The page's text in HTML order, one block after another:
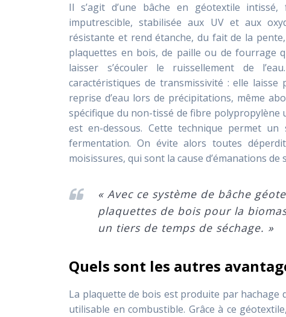
Il s’agit d’une bâche en géotextile
imputrescible, stabilisée aux UV et aux
résistante et rend étanche, du fait de la pente,
plaquettes en bois, de paille ou de fourrage
laisser s’écouler le ruissellement de
caractéristiques de transmissivité : elle
reprise d’eau lors de précipitations, même
spécifique du non-tissé de fibre polypropylène
est en-dessous. Cette technique permet
fermentation. On évite alors toutes
moisissures, qui sont la cause d’émanations
« Avec ce système de bâche
plaquettes de bois pour la
un tiers de temps de séchage. »
Quels sont les autres
La plaquette de bois est produite par hachage
utilisable en combustible. Grâce à ce